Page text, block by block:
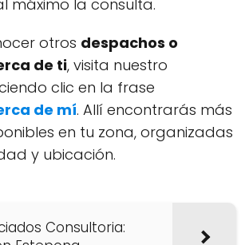
máximo la consulta.
otros despachos o
de ti, visita nuestro
clic en la frase
de mí. Allí encontrarás más
en tu zona, organizadas
y ubicación.
Consultoria: